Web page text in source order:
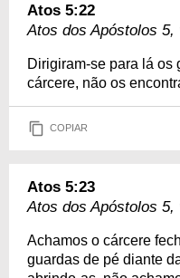
Atos 5:22
Atos dos Apóstolos
Dirigiram-se para lá os
cárcere, não os
COPIAR
Atos 5:23
Atos dos Apóstolos
Achamos o cárcere
guardas de pé diante